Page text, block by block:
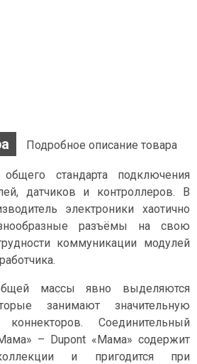
Подробное описание товара
стандарта подключения
датчиков и контроллеров. В
электроники хаотично
разъёмы на свою
коммуникации модулей
массы явно выделяются
занимают значительную
Соединительный
– Dupont «Мама» содержит
и пригодится при